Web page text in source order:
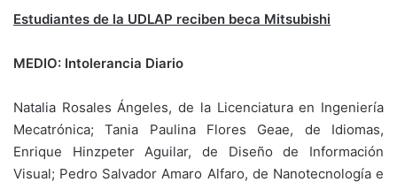
Estudiantes de la UDLAP reciben beca Mitsubishi
MEDIO: Intolerancia Diario
Natalia Rosales Ángeles, de la Licenciatura en Ingeniería
Mecatrónica; Tania Paulina Flores Geae, de Idiomas,
Enrique Hinzpeter Aguilar, de Diseño de Información
Visual; Pedro Salvador Amaro Alfaro, de Nanotecnología e